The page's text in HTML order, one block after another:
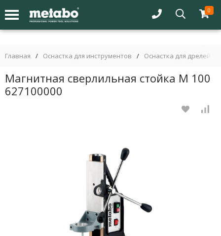
0
Главная / Оснастка для инструментов / Оснастка для дрелей
Магнитная сверлильная стойка M 100
627100000